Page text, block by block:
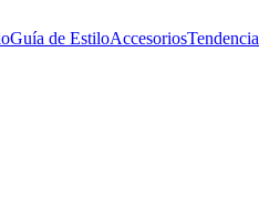
Guía de EstiloAccesorios